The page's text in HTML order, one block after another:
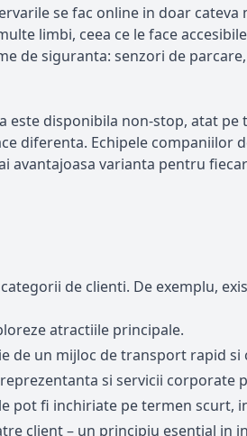
se fac online in doar
limbi, ceea ce le face
de siguranta: senzori de
disponibila non-stop, atat
diferenta. Echipele companiilor
avantajoasa varianta pentru
de clienti. De exemplu,
atractiile principale.
de un mijloc de transport rapid si
si servicii corporate
pot fi inchiriate pe termen scurt,
client – un principiu esential in